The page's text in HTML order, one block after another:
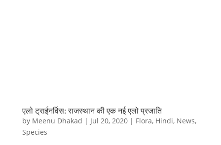
एलो ट्राईनर्विस: राजस्थान की एक नई एलो प्रजाति
by Meenu Dhakad | Jul 20, 2020| Flora, Hindi, News,
Species